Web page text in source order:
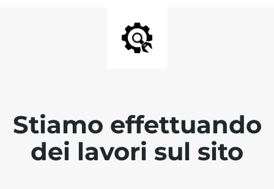
Stiamo effettuando
dei lavori sul sito